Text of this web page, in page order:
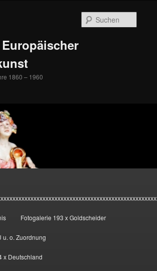
1860 – 1960
Fotogalerie 193 x Goldscheider
u. o. Zuordnung
x Deutschland